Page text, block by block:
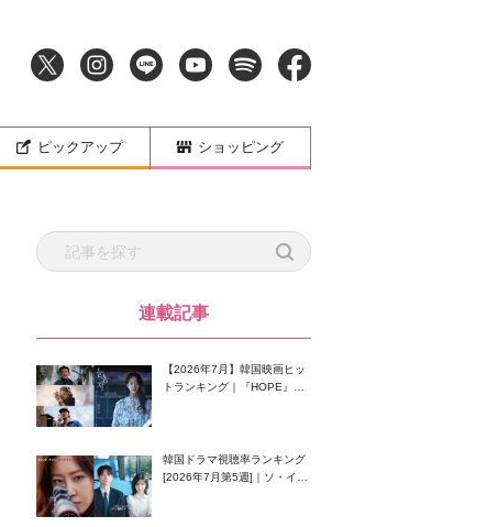
ピックアップ ショッピング
連載記事
【2026年7月】韓国映画ヒッ
トランキング｜『HOPE』が
韓国ドラマ視聴率ランキング
[2026年7月第5週]｜ソ・イン